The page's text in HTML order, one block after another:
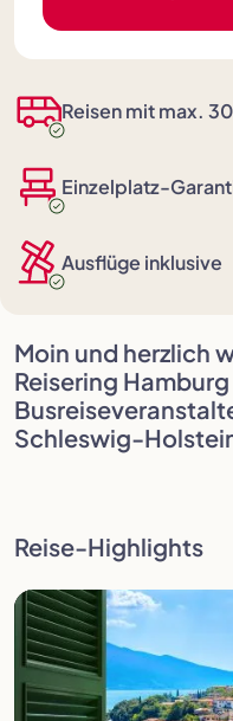
Reisen mit max.
Einzelplatz-
Ausflüge inklusive
Moin und herzlich
Reisering
Schleswig-
Reise-Highlights
Limone am Gardasee